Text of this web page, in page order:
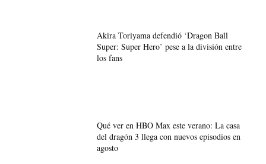
Akira Toriyama defendió ‘Dragon Ball
Super: Super Hero’ pese a la división entre
los fans
Qué ver en HBO Max este verano: La casa
del dragón 3 llega con nuevos episodios en
agosto